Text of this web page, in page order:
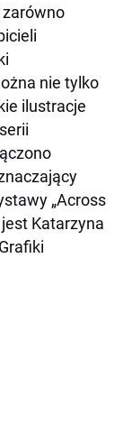
nie tylko
ilustracje
„Across
Katarzyna